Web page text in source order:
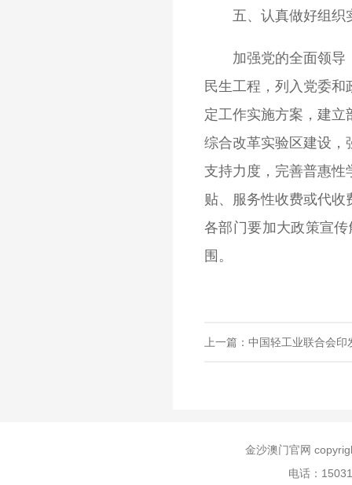
五、认真做好组织
加强党的全面领导，
民生工程，列入党委
定工作实施方案，建
综合改革实验区建设，
支持力度，完善普惠性
贴、服务性收费或代
各部门要加大政策宣
围。
上一篇：中国轻工业联合会
金沙澳门官网
电话：